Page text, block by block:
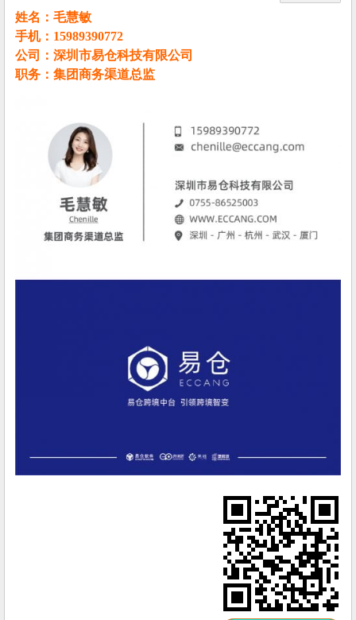
姓名：毛慧敏
手机：15989390772
公司：深圳市易仓科技有限公司
职务：集团商务渠道总监